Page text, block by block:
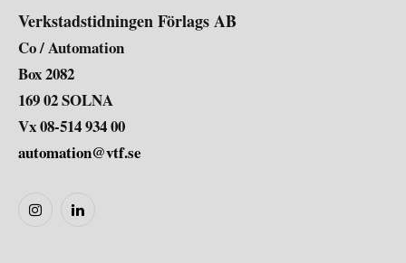
Verkstadstidningen Förlags AB
Co / Automation
Box 2082
169 02 SOLNA
Vx 08-514 934 00
automation@vtf.se
InstagramLinkedIn